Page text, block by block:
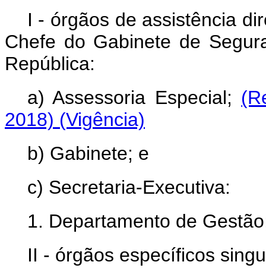
I - órgãos de assistência
Chefe do Gabinete de
República:
a) Assessoria Especial;
2018) (Vigência)
b) Gabinete; e
c) Secretaria-Executiva:
1. Departamento de
II - órgãos específicos